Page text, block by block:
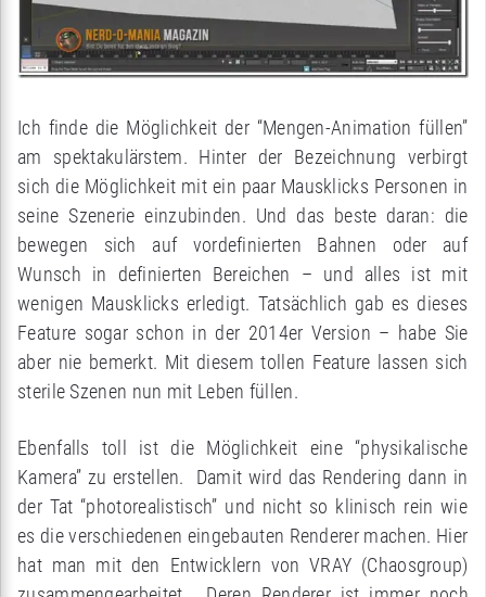
Ich finde die Möglichkeit der “Mengen-Animation füllen”
am spektakulärstem. Hinter der Bezeichnung verbirgt
sich die Möglichkeit mit ein paar Mausklicks Personen in
seine Szenerie einzubinden. Und das beste daran: die
bewegen sich auf vordefinierten Bahnen oder auf
Wunsch in definierten Bereichen – und alles ist mit
wenigen Mausklicks erledigt. Tatsächlich gab es dieses
Feature sogar schon in der 2014er Version – habe Sie
aber nie bemerkt. Mit diesem tollen Feature lassen sich
sterile Szenen nun mit Leben füllen.
Ebenfalls toll ist die Möglichkeit eine “physikalische
Kamera” zu erstellen. Damit wird das Rendering dann in
der Tat “photorealistisch” und nicht so klinisch rein wie
es die verschiedenen eingebauten Renderer machen. Hier
hat man mit den Entwicklern von VRAY (Chaosgroup)